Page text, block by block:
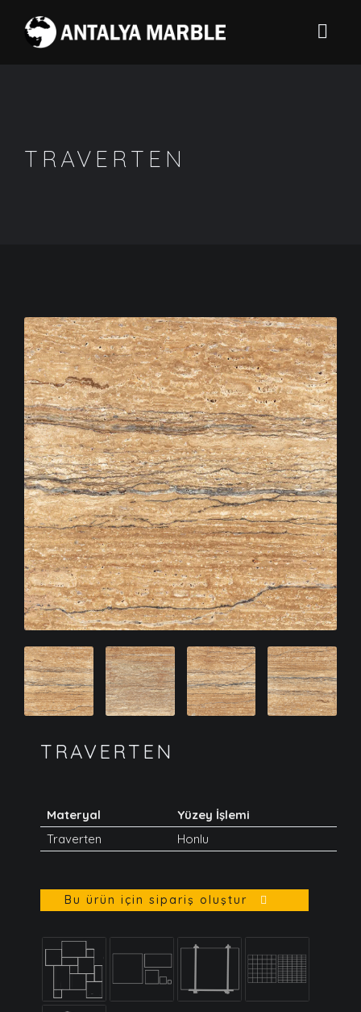
TRAVERTEN
TRAVERTEN
Materyal
Yüzey İşlemi
Traverten
Honlu
Bu ürün için sipariş oluştur